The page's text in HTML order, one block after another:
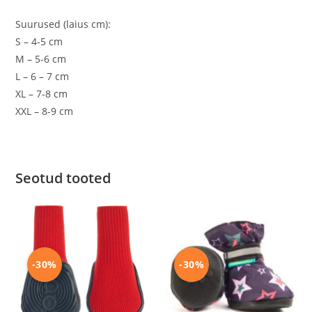
Suurused (laius cm):
S – 4-5 cm
M – 5-6 cm
L – 6 – 7 cm
XL – 7-8 cm
XXL – 8-9 cm
Seotud tooted
-30% -30%